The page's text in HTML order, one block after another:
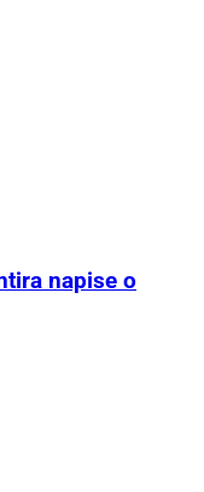
napise o